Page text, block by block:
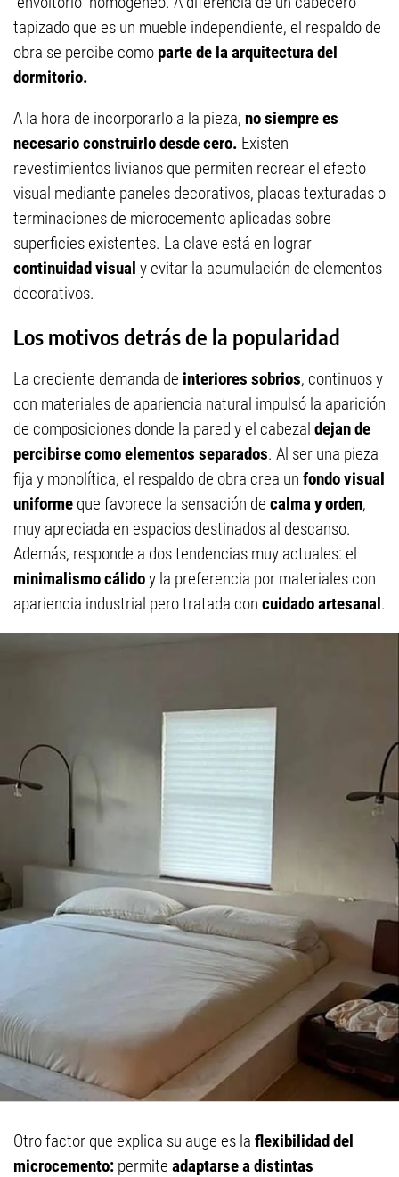
tapizado que es un mueble independiente, el respaldo de
obra se percibe como parte de la arquitectura del
dormitorio.
A la hora de incorporarlo a la pieza, no siempre es
necesario construirlo desde cero. Existen
revestimientos livianos que permiten recrear el efecto
visual mediante paneles decorativos, placas texturadas o
terminaciones de microcemento aplicadas sobre
superficies existentes. La clave está en lograr
continuidad visual y evitar la acumulación de elementos
decorativos.
Los motivos detrás de la popularidad
La creciente demanda de interiores sobrios, continuos y
con materiales de apariencia natural impulsó la aparición
de composiciones donde la pared y el cabezal dejan de
percibirse como elementos separados. Al ser una pieza
fija y monolítica, el respaldo de obra crea un fondo visual
uniforme que favorece la sensación de calma y orden,
muy apreciada en espacios destinados al descanso.
Además, responde a dos tendencias muy actuales: el
minimalismo cálidoy la preferencia por materiales con
apariencia industrial pero tratada con cuidado artesanal.
Otro factor que explica su auge es la flexibilidad del
microcemento: permite adaptarse a distintas